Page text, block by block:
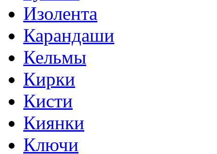
Изолента
Карандаши
Кельмы
Кирки
Кисти
Киянки
Ключи